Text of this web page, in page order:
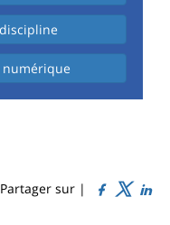
numérique
Partager sur |